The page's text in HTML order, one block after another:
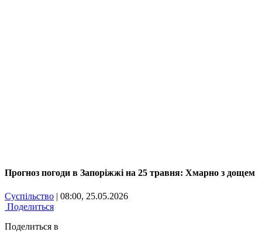
Прогноз погоди в Запоріжжі на 25 травня: Хмарно з дощем
Суспільство | 08:00, 25.05.2026
Поделиться
Поделиться в